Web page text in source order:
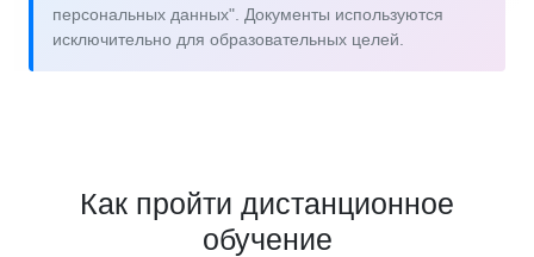
персональных данных". Документы используются
исключительно для образовательных целей.
Как пройти дистанционное
обучение